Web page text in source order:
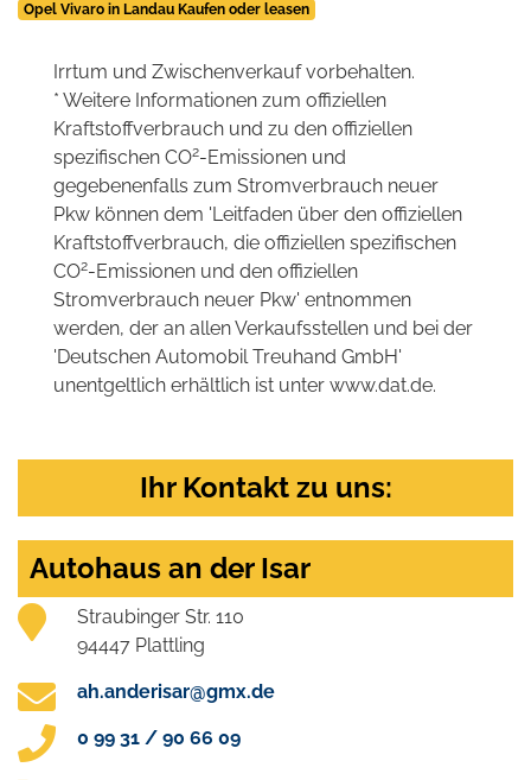
Opel Vivaro in Landau Kaufen oder leasen
Irrtum und Zwischenverkauf vorbehalten.
* Weitere Informationen zum offiziellen
Kraftstoffverbrauch und zu den offiziellen
spezifischen CO2-Emissionen und
gegebenenfalls zum Stromverbrauch neuer
Pkw können dem 'Leitfaden über den offiziellen
Kraftstoffverbrauch, die offiziellen spezifischen
CO2-Emissionen und den offiziellen
Stromverbrauch neuer Pkw' entnommen
werden, der an allen Verkaufsstellen und bei der
'Deutschen Automobil Treuhand GmbH'
unentgeltlich erhältlich ist unter www.dat.de.
Ihr Kontakt zu uns:
Autohaus an der Isar
Straubinger Str. 110
94447 Plattling
ah.anderisar@gmx.de
0 99 31 / 90 66 09